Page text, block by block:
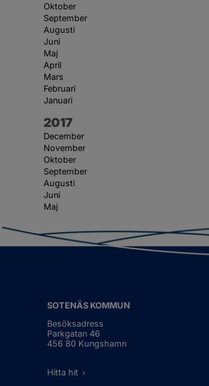
Oktober
September
Augusti
Juni
Maj
April
Mars
Februari
Januari
År:
2017
December
November
Oktober
September
Augusti
Juni
Maj
SOTENÄS KOMMUN
Besöksadress
Parkgatan 46
456 80 Kungshamn
Hitta hit